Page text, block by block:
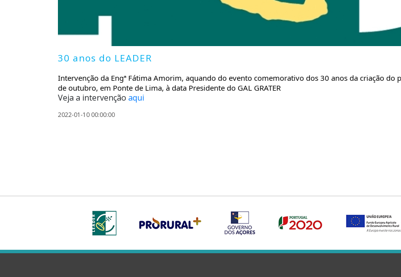
30 anos do LEADER
Intervenção da Engª Fátima Amorim, aquando do evento comemorativo dos 30 anos da criação do
de outubro, em Ponte de Lima, à data Presidente do GAL GRATER
Veja a intervenção aqui
2022-01-10 00:00:00